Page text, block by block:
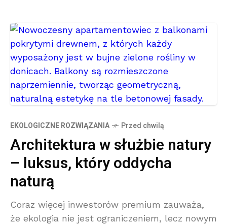
EKOLOGICZNE ROZWIĄZANIA Przed chwilą
Architektura w służbie natury
– luksus, który oddycha
naturą
Coraz więcej inwestorów premium zauważa,
że ekologia nie jest ograniczeniem, lecz nowym